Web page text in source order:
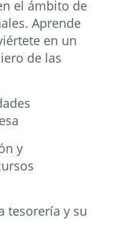
el ámbito de
Aprende
en un
de las
y
tesorería y su